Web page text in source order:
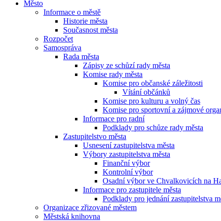
Město
Informace o městě
Historie města
Současnost města
Rozpočet
Samospráva
Rada města
Zápisy ze schůzí rady města
Komise rady města
Komise pro občanské záležitosti
Vítání občánků
Komise pro kulturu a volný čas
Komise pro sportovní a zájmové
Informace pro radní
Podklady pro schůze rady města
Zastupitelstvo města
Usnesení zastupitelstva města
Výbory zastupitelstva města
Finanční výbor
Kontrolní výbor
Osadní výbor ve Chvalkovicích na
Informace pro zastupitele města
Podklady pro jednání zastupitelstva
Organizace zřizované městem
Městská knihovna